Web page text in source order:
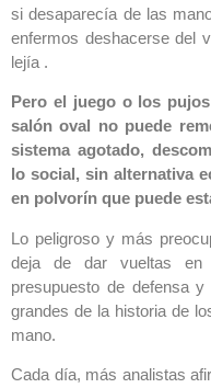
si desaparecía de las
enfermos deshacerse del
lejía .
Pero el juego o los
salón oval no puede
sistema agotado,
lo social, sin alternativa
en polvorín que puede
Lo peligroso y más
deja de dar vueltas en
presupuesto de defensa
grandes de la historia de
mano.
Cada día, más analistas